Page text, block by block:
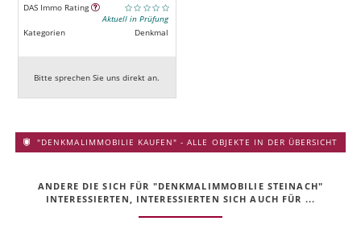
DAS Immo Rating
Aktuell in Prüfung
Kategorien
Denkmal
Bitte sprechen Sie uns direkt an.
"DENKMALIMMOBILIE KAUFEN" - ALLE OBJEKTE IN DER ÜBERSICHT
ANDERE DIE SICH FÜR "DENKMALIMMOBILIE STEINACH"
INTERESSIERTEN, INTERESSIERTEN SICH AUCH FÜR ...